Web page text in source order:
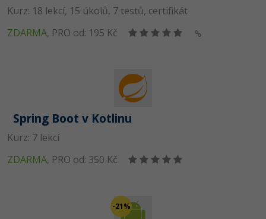
Kurz: 18 lekcí, 15 úkolů, 7 testů, certifikát
ZDARMA, PRO od: 195 Kč
Spring Boot v Kotlinu
Kurz: 7 lekcí
ZDARMA, PRO od: 350 Kč
-21%